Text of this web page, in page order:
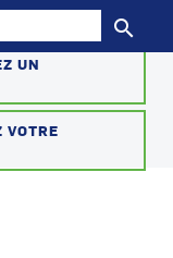
search
UN
VOTRE